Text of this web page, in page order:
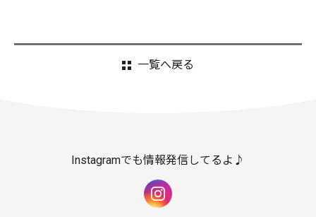
一覧へ戻る
Instagramでも情報発信してるよ♪